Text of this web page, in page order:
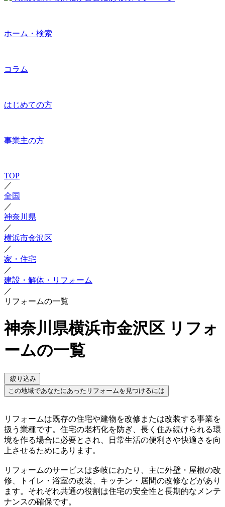
ホーム・検索
コラム
はじめての方
事業主の方
TOP
／
全国
／
神奈川県
／
横浜市金沢区
／
家・住宅
／
建設・解体・リフォーム
／
リフォームの一覧
神奈川県横浜市金沢区 リフォ
ームの一覧
絞り込み
この地域であなたにあったリフォームを見つけるには
リフォームは既存の住宅や建物を改修または改装する事業を
扱う業種です。住宅の老朽化を防ぎ、長く住み続けられる環
境を作る場合に必要とされ、日常生活の便利さや快適さを向
上させるためにあります。
リフォームのサービスは多岐にわたり、主に外壁・屋根の改
修、トイレ・浴室の改装、キッチン・居間の改修などがあり
ます。それぞれ共通の役割は住宅の安全性と長期的なメンテ
ナンスの確保です。